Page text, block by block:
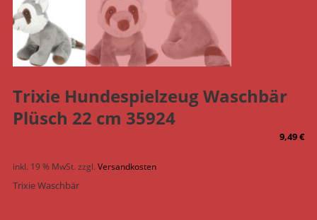
Trixie Hundespielzeug Waschbär
Plüsch 22 cm 35924
9,49€
inkl. 19 % MwSt. zzgl. Versandkosten
Trixie Waschbär